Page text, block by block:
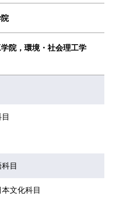
科目
目
科目
ス科目
科目
目
科目
科目
科目
目
科目
目
院，環境・社会理工学
理工学院，環境・社会
目
文化科目